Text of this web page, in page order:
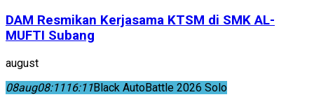
DAM Resmikan Kerjasama KTSM di SMK AL-
MUFTI Subang
august
08aug08:1116:11Black AutoBattle 2026 Solo